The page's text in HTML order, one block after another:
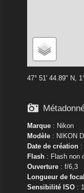
47° 51' 44.89" N,

Marque: Nikon
Modèle: NIKON
Date de création:
Flash: Flash non
Ouverture: f/6,3
Longueur de
Sensibilité ISO: